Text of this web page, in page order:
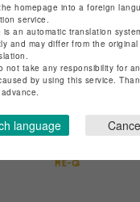
homepage into a foreign
service.
is an automatic translation
and may differ from the
not take any responsibility for
by using this service.
language